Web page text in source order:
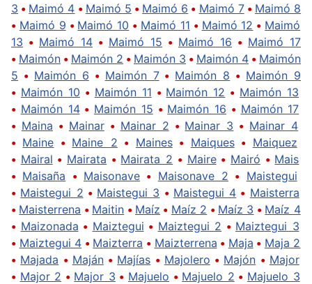
3 • Maimó 4 • Maimó 5 • Maimó 6 • Maimó 7• Maimó 8
• Maimó 9 • Maimó 10 • Maimó 11 • Maimó 12 • Maimó
13 • Maimó 14 • Maimó 15 • Maimó 16 • Maimó 17
• Maimón • Maimón 2 • Maimón 3 • Maimón 4 • Maimón
5 • Maimón 6 • Maimón 7• Maimón 8 • Maimón 9
• Maimón 10 • Maimón 11 • Maimón 12 • Maimón 13
• Maimón 14• Maimón 15 • Maimón 16 • Maimón 17
• Maina • Mainar• Mainar 2 • Mainar 3 • Mainar 4
• Maine • Maine 2 • Maines• Maiques• Maiquez
• Mairal • Mairata • Mairata 2 • Maire• Mairó • Mais
• Maisaña • Maisonave • Maisonave 2 • Maistegui
• Maistegui 2 • Maistegui 3 • Maistegui 4 • Maisterra
• Maisterrena • Maitin • Maíz • Maíz 2 • Maíz 3 • Maíz 4
• Maizonada • Maiztegui • Maiztegui 2 • Maiztegui 3
• Maiztegui 4 • Maizterra • Maizterrena • Maja • Maja 2
• Majada • Maján• Majías • Majolero • Majón • Major
• Major 2 • Major 3 • Majuelo • Majuelo 2 • Majuelo 3